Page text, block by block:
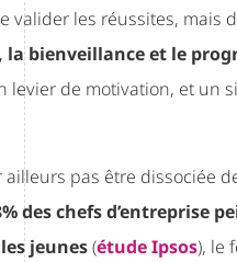
valider les réussites, mais
bienveillance et le
levier de motivation, et un
pas être dissociée
des chefs d’entreprise
jeunes(étude Ipsos), le